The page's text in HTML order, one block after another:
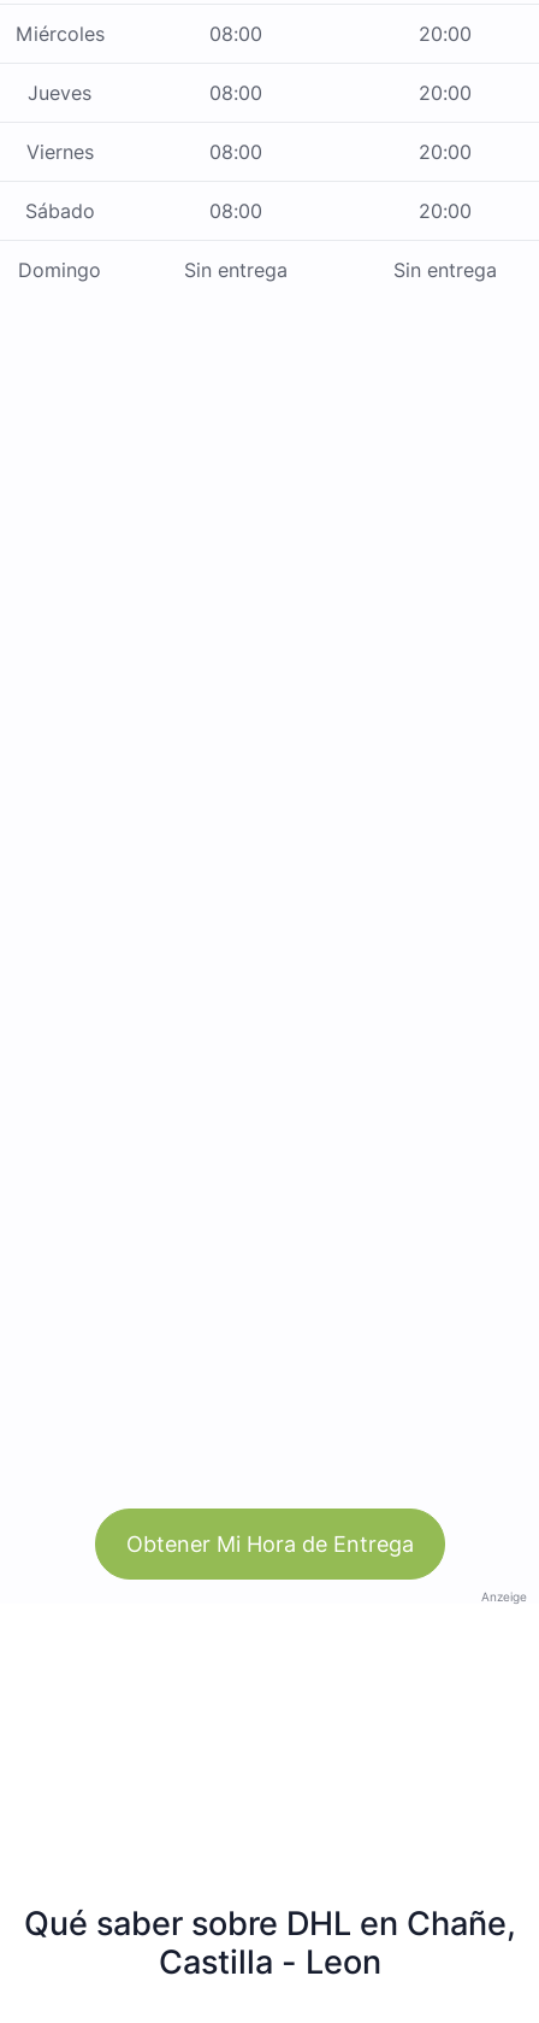
Miércoles 08:00 20:00
Jueves 08:00 20:00
Viernes 08:00 20:00
Sábado 08:00 20:00
Domingo Sin entrega Sin entrega
Obtener Mi Hora de Entrega
Anzeige
Qué saber sobre DHL en Chañe,
Castilla - Leon